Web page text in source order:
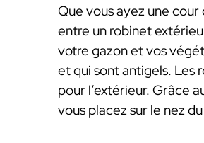
Que vous ayez une cour
entre un robinet
votre gazon et vos
et qui sont antigels. Les
pour l’extérieur. Grâce
vous placez sur le nez